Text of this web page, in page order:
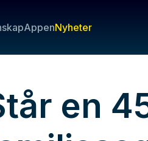
AppenNyheter
en